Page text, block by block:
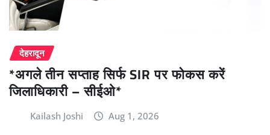
देहरादून
*अगले तीन सप्ताह सिर्फ SIR पर फोकस करें
जिलाधिकारी – सीईओ*
Kailash Joshi Aug 1, 2026